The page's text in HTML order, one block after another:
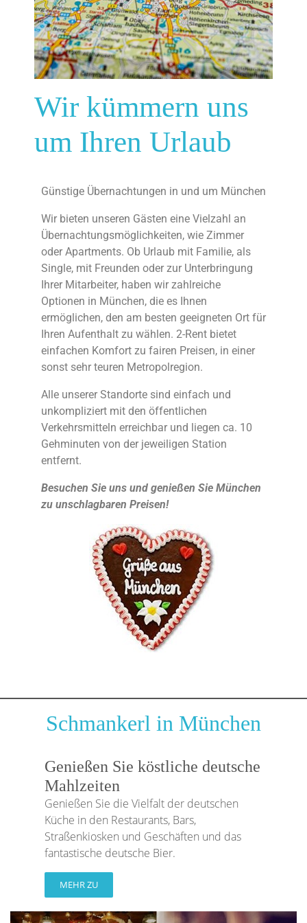
Wir kümmern uns
um Ihren Urlaub
Günstige Übernachtungen in und um München
Wir bieten unseren Gästen eine Vielzahl an
Übernachtungsmöglichkeiten, wie Zimmer
oder Apartments. Ob Urlaub mit Familie, als
Single, mit Freunden oder zur Unterbringung
Ihrer Mitarbeiter, haben wir zahlreiche
Optionen in München, die es Ihnen
ermöglichen, den am besten geeigneten Ort für
Ihren Aufenthalt zu wählen. 2-Rent bietet
einfachen Komfort zu fairen Preisen, in einer
sonst sehr teuren Metropolregion.
Alle unserer Standorte sind einfach und
unkompliziert mit den öffentlichen
Verkehrsmitteln erreichbar und liegen ca. 10
Gehminuten von der jeweiligen Station
entfernt.
Besuchen Sie uns und genießen Sie München
zu unschlagbaren Preisen!
Schmankerl in München
Genießen Sie köstliche deutsche
Mahlzeiten
Genießen Sie die Vielfalt der deutschen
Küche in den Restaurants, Bars,
Straßenkiosken und Geschäften und das
fantastische deutsche Bier.
MEHR ZU